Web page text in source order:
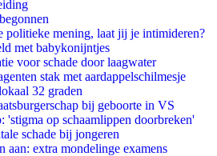
politieke mening, laat jij je intimideren?
met babykonijntjes
voor schade door laagwater
stak met aardappelschilmesje
32 graden
bij geboorte in VS
op schaamlippen doorbreken'
schade bij jongeren
extra mondelinge examens